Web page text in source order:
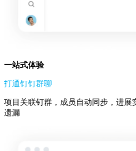
一站式体验
打通钉钉群聊
项目关联钉群，成员自动同步，进展
遗漏